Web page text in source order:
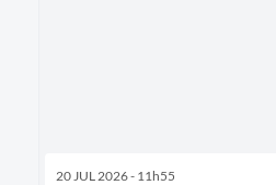
20 JUL 2026 - 11h55